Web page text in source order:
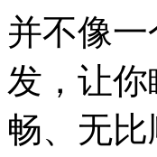
并不像
发，让
畅、无